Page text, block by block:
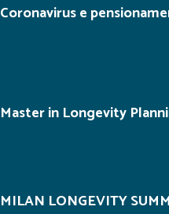
Coronavirus e
Master in Longevity
MILAN LONGEVITY